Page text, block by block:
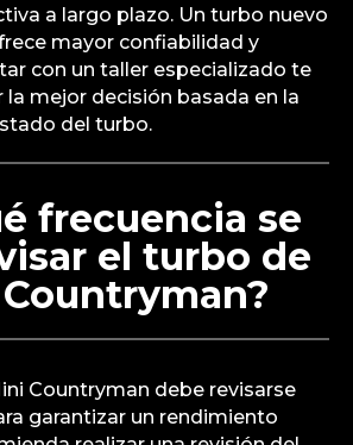
a largo plazo. Un turbo nuevo
mayor confiabilidad y
con un taller especializado te
la mejor decisión basada en la
del turbo.
frecuencia se
el turbo de
Countryman debe revisarse
garantizar un rendimiento